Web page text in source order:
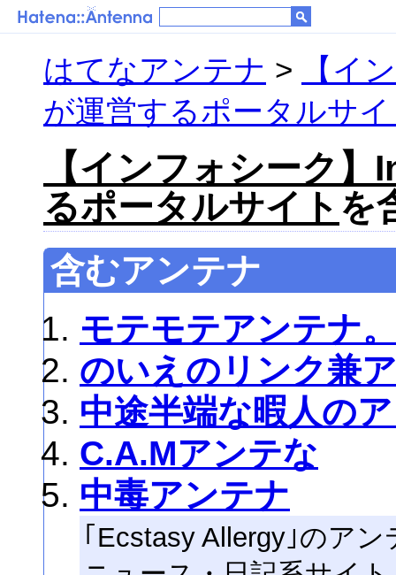
はてなアンテナ >
【イ
が運営するポータルサ
【インフォシーク
るポータルサイト を
含むアンテナ
モテモテアンテナ。
のいえのリンク兼
中途半端な暇人の
C.A.Mアンテな
中毒アンテナ
｢Ecstasy Allergy｣のア